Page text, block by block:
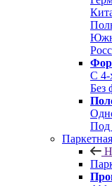
С 4-
Без
Под